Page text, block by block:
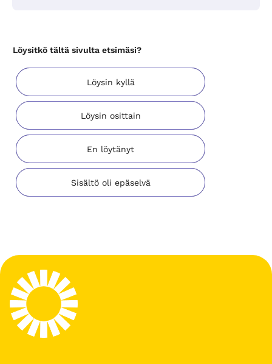
Löysitkö tältä sivulta etsimäsi?
Löysin kyllä
Löysin osittain
En löytänyt
Sisältö oli epäselvä